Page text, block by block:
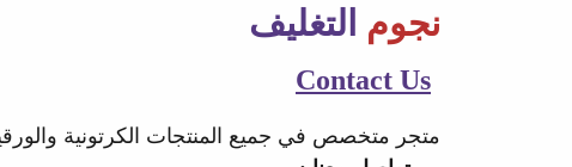
نجوم التغليف
Contact Us
متجر متخصص في جميع المنتجات